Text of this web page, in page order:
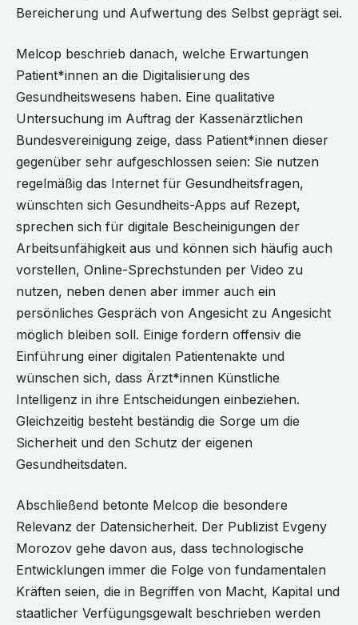
Bereicherung und Aufwertung des Selbst geprägt sei.
Melcop beschrieb danach, welche Erwartungen
Patient*innen an die Digitalisierung des
Gesundheitswesens haben. Eine qualitative
Untersuchung im Auftrag der Kassenärztlichen
Bundesvereinigung zeige, dass Patient*innen dieser
gegenüber sehr aufgeschlossen seien: Sie nutzen
regelmäßig das Internet für Gesundheitsfragen,
wünschten sich Gesundheits-Apps auf Rezept,
sprechen sich für digitale Bescheinigungen der
Arbeitsunfähigkeit aus und können sich häufig auch
vorstellen, Online-Sprechstunden per Video zu
nutzen, neben denen aber immer auch ein
persönliches Gespräch von Angesicht zu Angesicht
möglich bleiben soll. Einige fordern offensiv die
Einführung einer digitalen Patientenakte und
wünschen sich, dass Ärzt*innen Künstliche
Intelligenz in ihre Entscheidungen einbeziehen.
Gleichzeitig besteht beständig die Sorge um die
Sicherheit und den Schutz der eigenen
Gesundheitsdaten.
Abschließend betonte Melcop die besondere
Relevanz der Datensicherheit. Der Publizist Evgeny
Morozov gehe davon aus, dass technologische
Entwicklungen immer die Folge von fundamentalen
Kräften seien, die in Begriffen von Macht, Kapital und
staatlicher Verfügungsgewalt beschrieben werden